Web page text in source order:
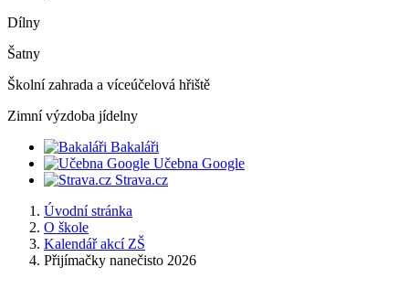
Dílny
Šatny
Školní zahrada a víceúčelová hřiště
Zimní výzdoba jídelny
Bakaláři
Učebna Google
Strava.cz
Úvodní stránka
O škole
Kalendář akcí ZŠ
Přijímačky nanečisto 2026